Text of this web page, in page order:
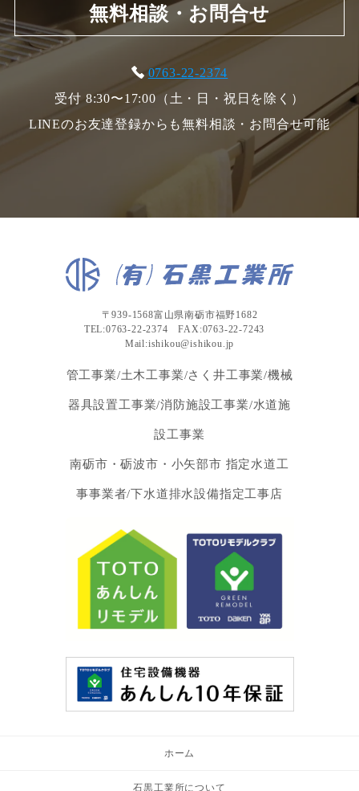
無料相談・お問合せ
0763-22-2374
受付 8:30〜17:00（土・日・祝日を除く）
LINEのお友達登録からも無料相談・お問合せ可能
〒939-1568富山県南砺市福野1682
TEL:0763-22-2374 FAX:0763-22-7243
Mail:ishikou@ishikou.jp
管工事業/土木工事業/さく井工事業/機械
器具設置工事業/消防施設工事業/水道施
設工事業
南砺市・砺波市・小矢部市 指定水道工
事事業者/下水道排水設備指定工事店
ホーム
石黒工業所について